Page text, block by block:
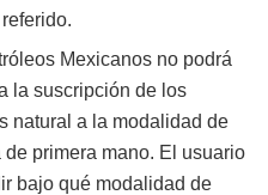
Mexicanos no podrá
la suscripción de los
natural a la modalidad de
primera mano. El usuario
bajo qué modalidad de